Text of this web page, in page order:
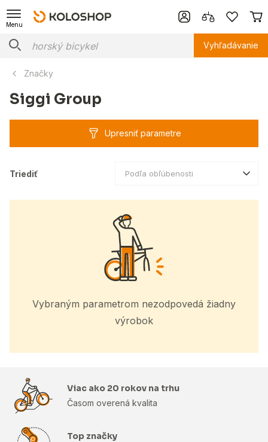
Menu
Vyhľadávanie
Značky
Siggi Group
Upresniť parametre
Triediť Podľa obľúbenosti
Vybraným parametrom nezodpovedá žiadny
výrobok
Viac ako 20 rokov na trhu
Časom overená kvalita
Top značky